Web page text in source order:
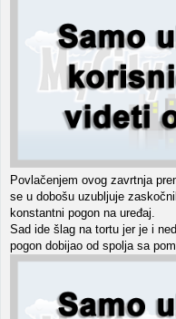
Povlačenjem ovog zavrtnja
se u dobošu uzubljuje
konstantni pogon na uređaj.
Sad ide šlag na tortu jer je i
pogon dobijao od spolja sa